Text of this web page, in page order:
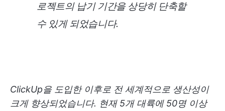
로젝트의 납기 기간을 상당히 단축할
수 있게 되었습니다.
ClickUp을 도입한 이후로 전 세계적으로 생산성이
크게 향상되었습니다. 현재 5개 대륙에 50명 이상